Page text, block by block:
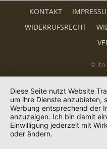
KONTAKT
WIDERRUFSRECHT
©
Diese Seite nutzt Website
um ihre Dienste anzubieten,
Werbung entsprechend der
anzuzeigen. Ich bin damit
Einwilligung jederzeit mit
oder ändern.